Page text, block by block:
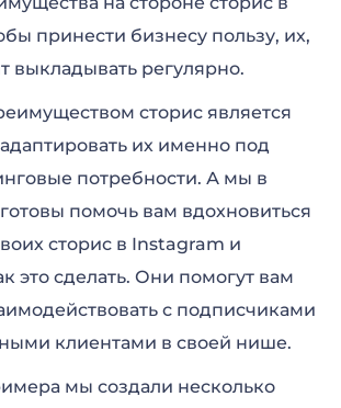
принести бизнесу пользу, их,
выкладывать регулярно.
сторис является
их именно под
потребности. А мы в
помочь вам вдохновиться
сторис в Instagram и
это сделать. Они помогут вам
с подписчиками
клиентами в своей нише.
мы создали несколько